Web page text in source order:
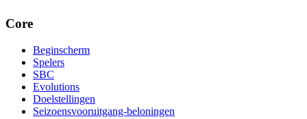
Core
Beginscherm
Spelers
SBC
Evolutions
Doelstellingen
Seizoensvooruitgang-beloningen